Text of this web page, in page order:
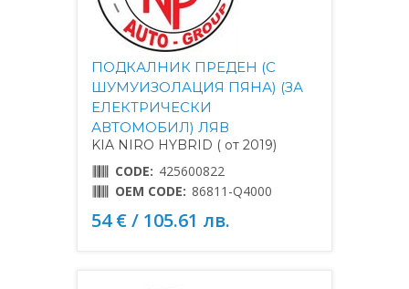
ПОДКАЛНИК ПРЕДЕН (С
ШУМУИЗОЛАЦИЯ ПЯНА) (ЗА
ЕЛЕКТРИЧЕСКИ
АВТОМОБИЛ) ЛЯВ
KIA NIRO HYBRID ( от 2019)
CODE: 425600822
OEM CODE: 86811-Q4000
54 € / 105.61 лв.